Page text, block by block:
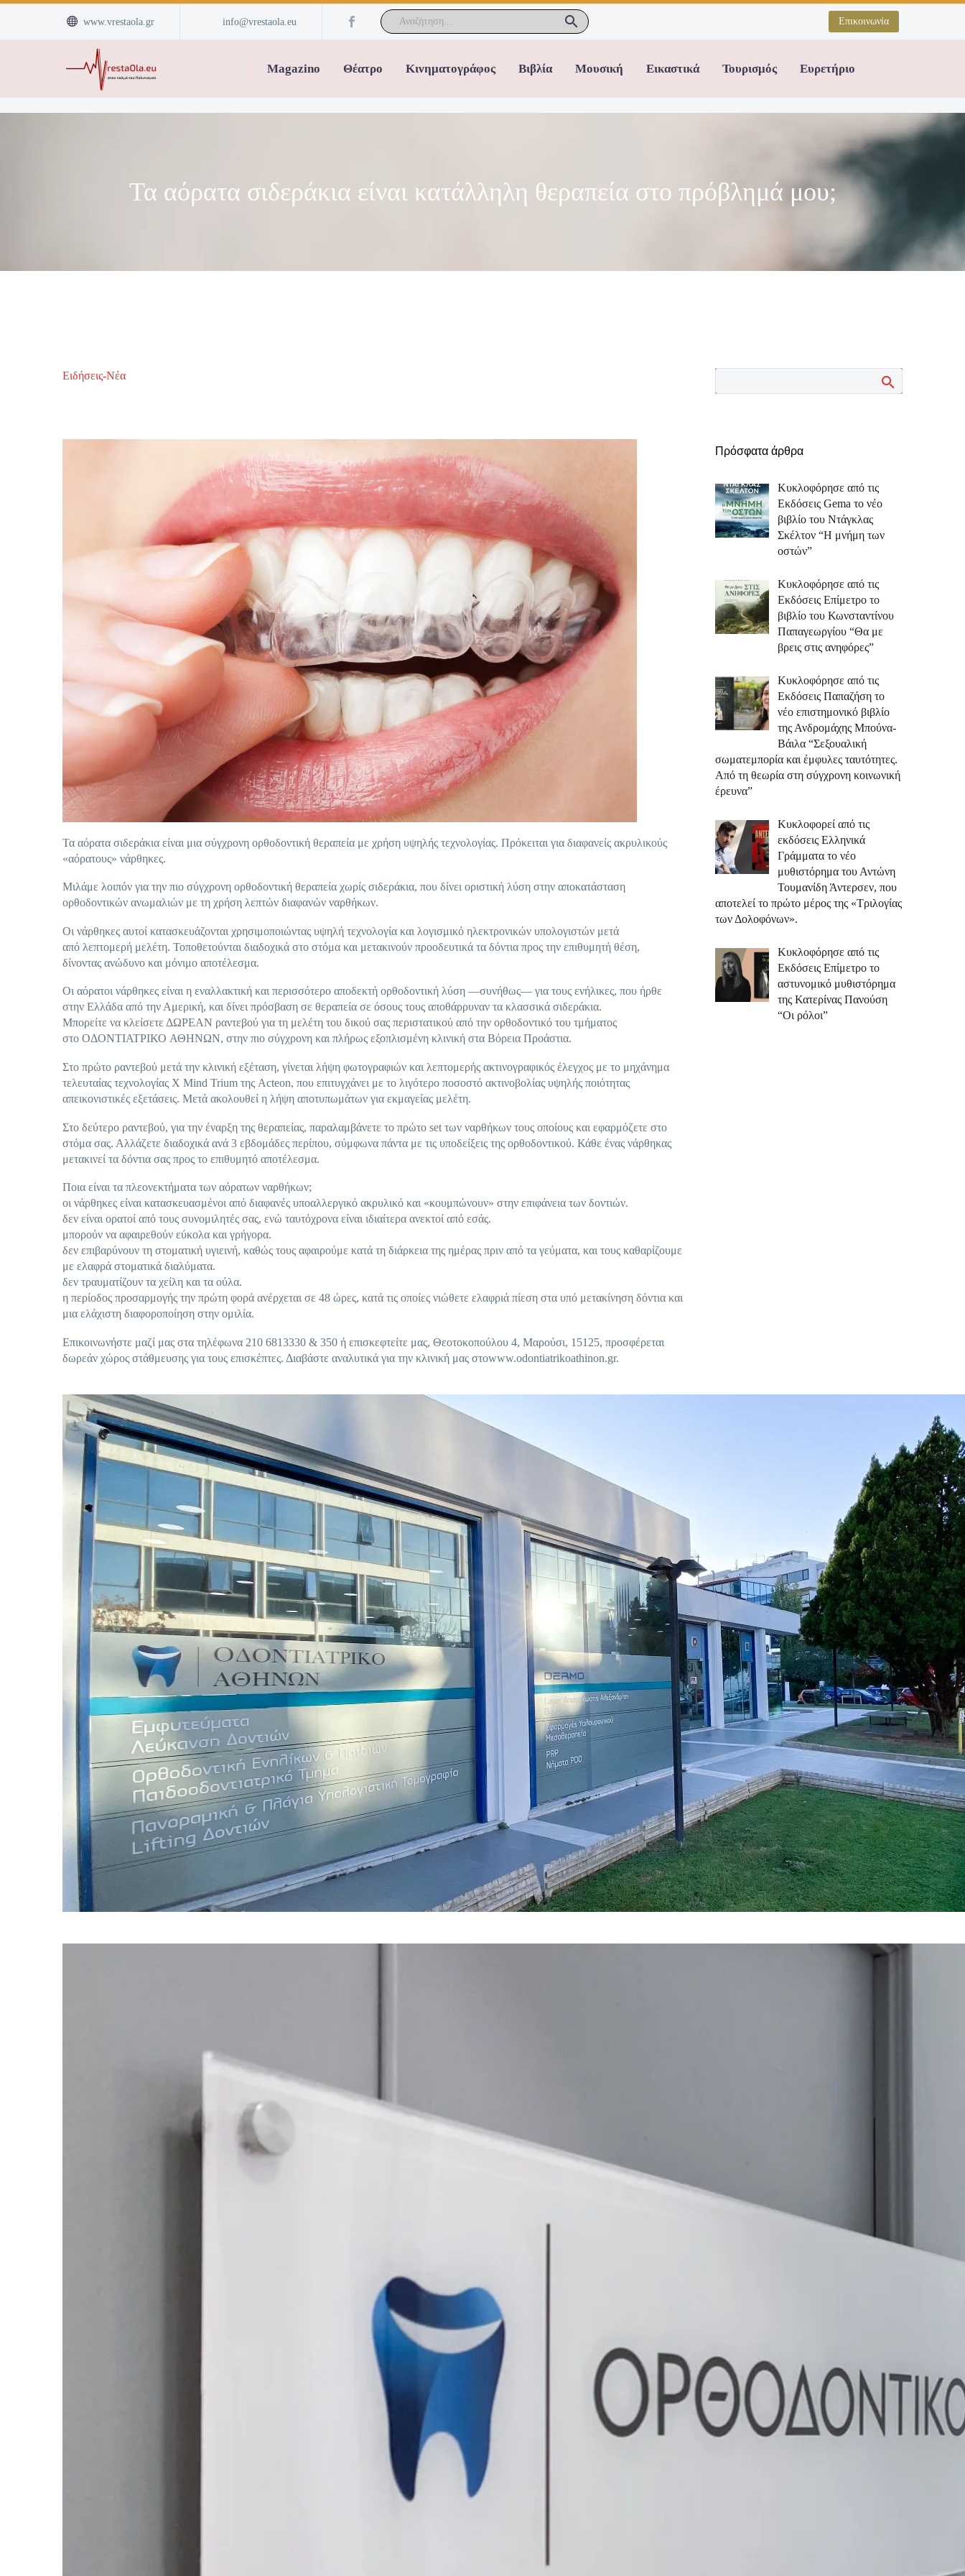

 www.vrestaola.gr info@vrestaola.eu Επικοινωνία
Magazino Θέατρο Κινηματογράφος Βιβλία Μουσική Εικαστικά Τουρισμός Ευρετήριο
Τα αόρατα σιδεράκια είναι κατάλληλη θεραπεία στο πρόβλημά μου;
Ειδήσεις-Νέα
Τα αόρατα σιδεράκια είναι μια σύγχρονη ορθοδοντική θεραπεία με χρήση υψηλής τεχνολογίας. Πρόκειται για διαφανείς ακρυλικούς
«αόρατους» νάρθηκες.
Μιλάμε λοιπόν για την πιο σύγχρονη ορθοδοντική θεραπεία χωρίς σιδεράκια, που δίνει οριστική λύση στην αποκατάσταση
ορθοδοντικών ανωμαλιών με τη χρήση λεπτών διαφανών ναρθήκων.
Οι νάρθηκες αυτοί κατασκευάζονται χρησιμοποιώντας υψηλή τεχνολογία και λογισμικό ηλεκτρονικών υπολογιστών μετά
από λεπτομερή μελέτη. Τοποθετούνται διαδοχικά στο στόμα και μετακινούν προοδευτικά τα δόντια προς την επιθυμητή θέση,
δίνοντας ανώδυνο και μόνιμο αποτέλεσμα.
Οι αόρατοι νάρθηκες είναι η εναλλακτική και περισσότερο αποδεκτή ορθοδοντική λύση —συνήθως— για τους ενήλικες, που ήρθε
στην Ελλάδα από την Αμερική, και δίνει πρόσβαση σε θεραπεία σε όσους τους αποθάρρυναν τα κλασσικά σιδεράκια.
Μπορείτε να κλείσετε ΔΩΡΕΑΝ ραντεβού για τη μελέτη του δικού σας περιστατικού από την ορθοδοντικό του τμήματος
στο ΟΔΟΝΤΙΑΤΡΙΚΟ ΑΘΗΝΩΝ, στην πιο σύγχρονη και πλήρως εξοπλισμένη κλινική στα Βόρεια Προάστια.
Στο πρώτο ραντεβού μετά την κλινική εξέταση, γίνεται λήψη φωτογραφιών και λεπτομερής ακτινογραφικός έλεγχος με το μηχάνημα
τελευταίας τεχνολογίας X Mind Trium της Acteon, που επιτυγχάνει με το λιγότερο ποσοστό ακτινοβολίας υψηλής ποιότητας
απεικονιστικές εξετάσεις. Μετά ακολουθεί η λήψη αποτυπωμάτων για εκμαγείας μελέτη.
Στο δεύτερο ραντεβού, για την έναρξη της θεραπείας, παραλαμβάνετε το πρώτο set των ναρθήκων τους οποίους και εφαρμόζετε στο
στόμα σας. Αλλάζετε διαδοχικά ανά 3 εβδομάδες περίπου, σύμφωνα πάντα με τις υποδείξεις της ορθοδοντικού. Κάθε ένας νάρθηκας
μετακινεί τα δόντια σας προς το επιθυμητό αποτέλεσμα.
Ποια είναι τα πλεονεκτήματα των αόρατων ναρθήκων;
οι νάρθηκες είναι κατασκευασμένοι από διαφανές υποαλλεργικό ακρυλικό και «κουμπώνουν» στην επιφάνεια των δοντιών.
δεν είναι ορατοί από τους συνομιλητές σας, ενώ ταυτόχρονα είναι ιδιαίτερα ανεκτοί από εσάς.
μπορούν να αφαιρεθούν εύκολα και γρήγορα.
δεν επιβαρύνουν τη στοματική υγιεινή, καθώς τους αφαιρούμε κατά τη διάρκεια της ημέρας πριν από τα γεύματα, και τους καθαρίζουμε
με ελαφρά στοματικά διαλύματα.
δεν τραυματίζουν τα χείλη και τα ούλα.
η περίοδος προσαρμογής την πρώτη φορά ανέρχεται σε 48 ώρες, κατά τις οποίες νιώθετε ελαφριά πίεση στα υπό μετακίνηση δόντια και
μια ελάχιστη διαφοροποίηση στην ομιλία.
Επικοινωνήστε μαζί μας στα τηλέφωνα 210 6813330 & 350 ή επισκεφτείτε μας, Θεοτοκοπούλου 4, Μαρούσι, 15125, προσφέρεται
δωρεάν χώρος στάθμευσης για τους επισκέπτες. Διαβάστε αναλυτικά για την κλινική μας στοwww.odontiatrikoathinon.gr.
Πρόσφατα άρθρα
Κυκλοφόρησε από τις
Εκδόσεις Gema το νέο
βιβλίο του Ντάγκλας
Σκέλτον “Η μνήμη των
οστών”
Κυκλοφόρησε από τις
Εκδόσεις Επίμετρο το
βιβλίο του Κωνσταντίνου
Παπαγεωργίου “Θα με
βρεις στις ανηφόρες”
Κυκλοφόρησε από τις
Εκδόσεις Παπαζήση το
νέο επιστημονικό βιβλίο
της Ανδρομάχης Μπούνα-
Βάιλα “Σεξουαλική
σωματεμπορία και έμφυλες ταυτότητες.
Από τη θεωρία στη σύγχρονη κοινωνική
έρευνα”
Κυκλοφορεί από τις
εκδόσεις Ελληνικά
Γράμματα το νέο
μυθιστόρημα του Αντώνη
Τουμανίδη Άντερσεν, που
αποτελεί το πρώτο μέρος της «Τριλογίας
των Δολοφόνων».
Κυκλοφόρησε από τις
Εκδόσεις Επίμετρο το
αστυνομικό μυθιστόρημα
της Κατερίνας Πανούση
“Οι ρόλοι”